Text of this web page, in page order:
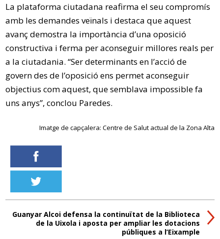
La plataforma ciutadana reafirma el seu compromís
amb les demandes veïnals i destaca que aquest
avanç demostra la importància d’una oposició
constructiva i ferma per aconseguir millores reals per
a la ciutadania. “Ser determinants en l’acció de
govern des de l’oposició ens permet aconseguir
objectius com aquest, que semblava impossible fa
uns anys”, conclou Paredes.
Imatge de capçalera: Centre de Salut actual de la Zona Alta
Guanyar Alcoi defensa la continuïtat de la Biblioteca
de la Uixola i aposta per ampliar les dotacions
públiques a l’Eixample